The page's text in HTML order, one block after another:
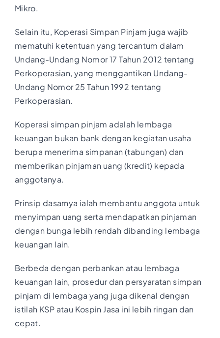
Mikro.
Selain itu, Koperasi Simpan Pinjam juga wajib
mematuhi ketentuan yang tercantum dalam
Undang-Undang Nomor 17 Tahun 2012 tentang
Perkoperasian, yang menggantikan Undang-
Undang Nomor 25 Tahun 1992 tentang
Perkoperasian.
Koperasi simpan pinjam adalah lembaga
keuangan bukan bank dengan kegiatan usaha
berupa menerima simpanan (tabungan) dan
memberikan pinjaman uang (kredit) kepada
anggotanya.
Prinsip dasarnya ialah membantu anggota untuk
menyimpan uang serta mendapatkan pinjaman
dengan bunga lebih rendah dibanding lembaga
keuangan lain.
Berbeda dengan perbankan atau lembaga
keuangan lain, prosedur dan persyaratan simpan
pinjam di lembaga yang juga dikenal dengan
istilah KSP atau Kospin Jasa ini lebih ringan dan
cepat.